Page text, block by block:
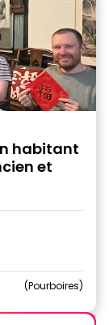
habitant
et
Pourboires